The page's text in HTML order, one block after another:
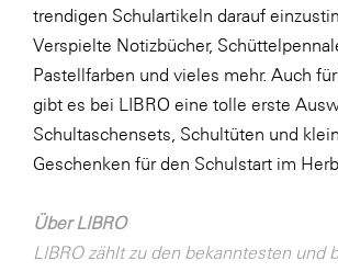
JELD-WEN DANA
kosaplaner
Libro
Lidl Österreich
Die Menü-Manufaktur
MTH Retail Group
trendigen Schulartikeln darauf
Verspielte Notizbücher,
Pastellfarben und vieles mehr. Auch
gibt es bei LIBRO eine tolle erste
Schultaschensets, Schultüten und
Geschenken für den Schulstart im
Über LIBRO
LIBRO zählt zu den bekanntesten und